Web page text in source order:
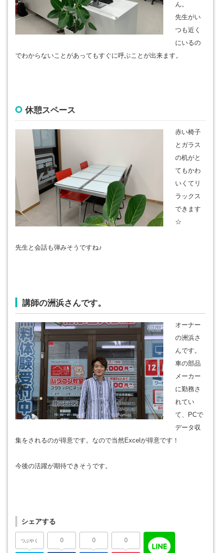
ん。
先生がい
つも近く
にいるの
でわからないことがあってもすぐに呼ぶことが出来ます。
休憩スペース
赤い椅子
とガラス
の机がと
てもかわ
いくてリ
ラックス
できます
☆
先生と会話も弾みそうですね♪
講師の洲浜さんです。
オーナー
の洲浜さ
んです。
車の部品
メーカー
に勤務さ
れてい
て、PCで
データ収
集をされるのが得意です。なので当然Excelが得意です！
今後の活躍が期待できそうです。
シェアする
つぶやく 0 0 0